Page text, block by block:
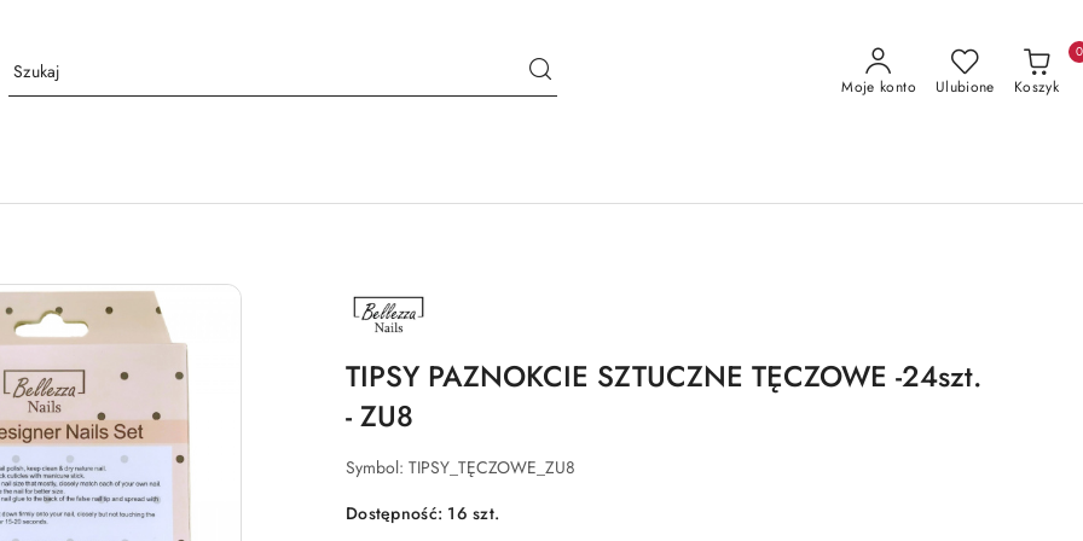
Moje konto Ulubione Koszyk
0
NAZWA
PRODUCENTA:
BELLEZZA
TIPSY PAZNOKCIE SZTUCZNE TĘCZOWE -24szt.
- ZU8
Symbol: TIPSY_TĘCZOWE_ZU8
Dostępność: 16szt.